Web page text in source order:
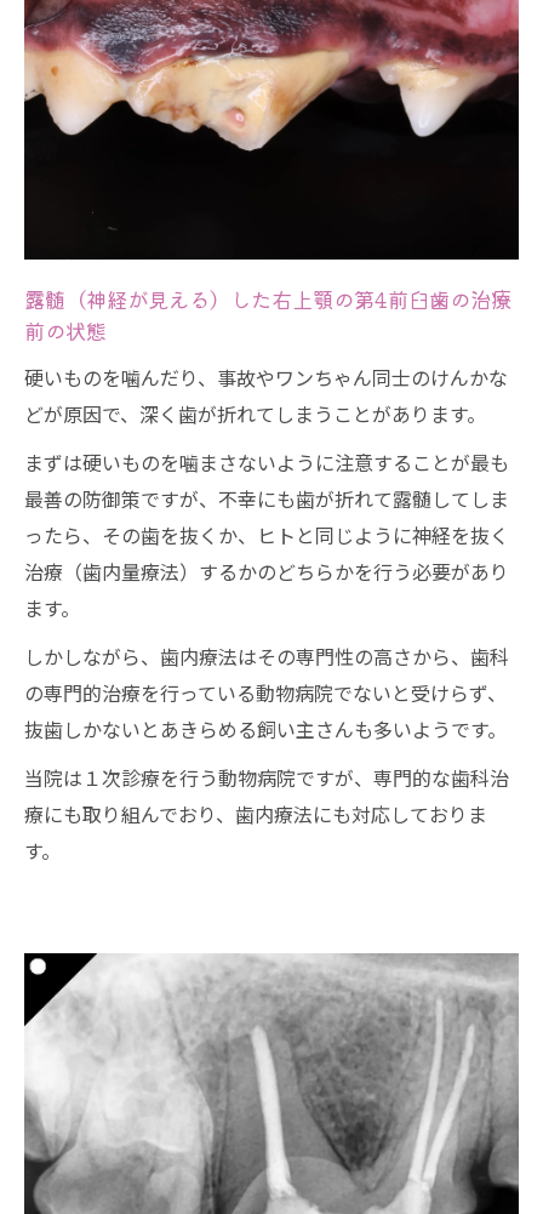
露髄（神経が見える）した右上顎の第4前臼歯の治療
前の状態
硬いものを噛んだり、事故やワンちゃん同士のけんかな
どが原因で、深く歯が折れてしまうことがあります。
まずは硬いものを噛まさないように注意することが最も
最善の防御策ですが、不幸にも歯が折れて露髄してしま
ったら、その歯を抜くか、ヒトと同じように神経を抜く
治療（歯内量療法）するかのどちらかを行う必要があり
ます。
しかしながら、歯内療法はその専門性の高さから、歯科
の専門的治療を行っている動物病院でないと受けらず、
抜歯しかないとあきらめる飼い主さんも多いようです。
当院は１次診療を行う動物病院ですが、専門的な歯科治
療にも取り組んでおり、歯内療法にも対応しておりま
す。